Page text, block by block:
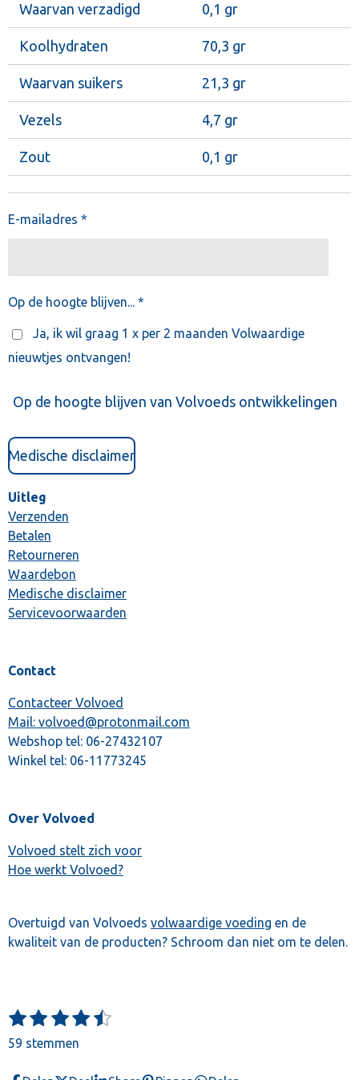
Waarvan verzadigd 0,1 gr
Koolhydraten 70,3 gr
Waarvan suikers 21,3 gr
Vezels 4,7 gr
Zout 0,1 gr
E-mailadres *
Op de hoogte blijven... *
Ja, ik wil graag 1 x per 2 maanden Volwaardige
nieuwtjes ontvangen!
Op de hoogte blijven van Volvoeds ontwikkelingen
Medische disclaimer
Uitleg
Verzenden
Betalen
Retourneren
Waardebon
Medische disclaimer
Servicevoorwaarden
Contact
Contacteer Volvoed
Mail: volvoed@protonmail.com
Webshop tel: 06-27432107
Winkel tel: 06-11773245
Over Volvoed
Volvoed stelt zich voor
Hoe werkt Volvoed?
Overtuigd van Volvoeds volwaardige voeding en de
kwaliteit van de producten? Schroom dan niet om te delen.
R
a
1
s
e
2
s
e
3
s
e
4
s
e
5
e
S
m
59 stemmen